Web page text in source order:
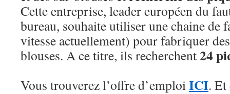
Cette entreprise, leader européen du
bureau, souhaite utiliser une chaine de
vitesse actuellement) pour fabriquer
blouses. A ce titre, ils recherchent24
Vous trouverez l’offre d’emploiICI.